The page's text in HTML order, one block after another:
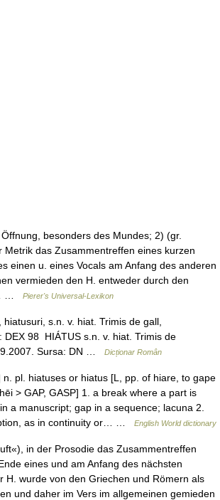
besonders des Mundes; 2) (gr.
Metrik das Zusammentreffen eines kurzen
einen u. eines Vocals am Anfang des anderen
vermieden den H. entweder durch den
…
Pierer's Universal-Lexikon
s.n. v. hiat. Trimis de gall,
DEX 98 HIÁTUS s.n. v. hiat. Trimis de
Sursa: DN …
Dicționar Român
pl. hiatuses or hiatus [L, pp. of hiare, to gape
> GAP, GASP] 1. a break where a part is
a manuscript; gap in a sequence; lacuna 2.
as in continuity or… …
English World dictionary
in der Prosodie das Zusammentreffen
eines und am Anfang des nächsten
H. wurde von den Griechen und Römern als
und daher im Vers im allgemeinen gemieden